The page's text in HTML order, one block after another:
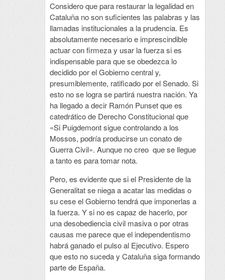
Considero que para restaurar la legalidad en
Cataluña no son suficientes las palabras y las
llamadas institucionales a la prudencia. Es
absolutamente necesario e imprescindible
actuar con firmeza y usar la fuerza si es
indispensable para que se obedezca lo
decidido por el Gobierno central y,
presumiblemente, ratificado por el Senado. Si
esto no se logra se partirá nuestra nación. Ya
ha llegado a decir Ramón Punset que es
catedrático de Derecho Constitucional que
«Si Puigdemont sigue controlando a los
Mossos, podría producirse un conato de
Guerra Civil». Aunque no creo que se llegue
a tanto es para tomar nota.
Pero, es evidente que si el Presidente de la
Generalitat se niega a acatar las medidas o
su cese el Gobierno tendrá que imponerlas a
la fuerza. Y si no es capaz de hacerlo, por
una desobediencia civil masiva o por otras
causas me parece que el independentismo
habrá ganado el pulso al Ejecutivo. Espero
que esto no suceda y Cataluña siga formando
parte de España.